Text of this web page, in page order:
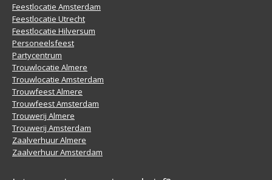
Feestlocatie Amsterdam
Feestlocatie Utrecht
Feestlocatie Hilversum
Personeelsfeest
Partycentrum
Trouwlocatie Almere
Trouwlocatie Amsterdam
Trouwfeest Almere
Trouwfeest Amsterdam
Trouwerij Almere
Trouwerij Amsterdam
Zaalverhuur Almere
Zaalverhuur Amsterdam